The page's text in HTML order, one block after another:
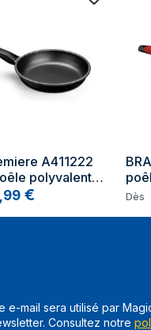
A411222
polyvalente
,99 € Dès
e-mail sera utilisé par
Consultez notre